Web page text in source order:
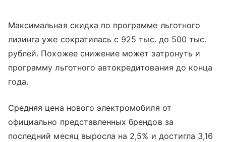
Максимальная скидка по программе льготного
лизинга уже сократилась с 925 тыс. до 500 тыс.
рублей. Похожее снижение может затронуть и
программу льготного автокредитования до конца
года.
Средняя цена нового электромобиля от
официально представленных брендов за
последний месяц выросла на 2,5% и достигла 3,16